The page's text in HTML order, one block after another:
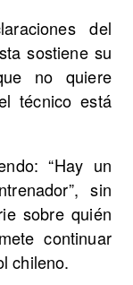
del
sostiene su
no quiere
técnico está
“Hay un
sin
sobre quién
continuar
chileno.